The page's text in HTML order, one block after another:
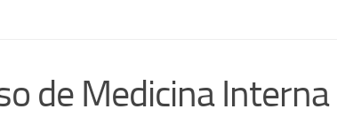
de Medicina Interna